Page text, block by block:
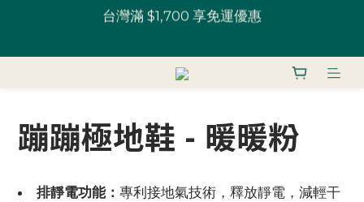
全館鞋款 一雙9折 U粉兩雙以上8折 (請務必登入)｜部
U粉就是你！加入會員 $200 購物金馬上用~
全館鞋款 一雙9折 U粉兩雙以上8折 (請務必登入)｜部
蹦蹦極地鞋 - 暖暖粉
排靜電功能： 專利接地氣技術，釋放靜電，減輕干